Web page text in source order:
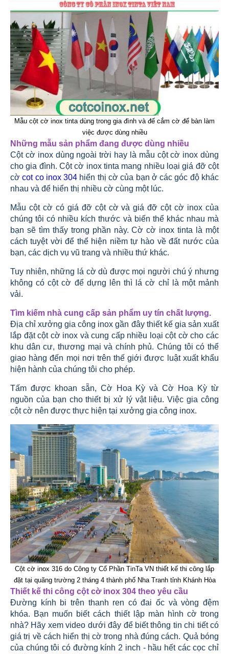
Mẫu cột cờ inox tinta dùng trong gia đình và đế cắm cờ để bàn làm
việc được dùng nhiều
Những mẫu sản phẩm đang được dùng nhiều
Cột cờ inox dùng ngoài trời hay là mẫu cột cờ inox dùng
cho gia đình. Cột cờ inox tinta mang nhiều loại giá đỡ cột
cờcot co inox 304 hiển thị cờ của bạn ở các góc độ khác
nhau và để hiển thị nhiều cờ cùng một lúc.
Mẫu cột cờ có giá đỡ cột cờ và giá đỡ cột cờ inox của
chúng tôi có nhiều kích thước và biến thể khác nhau mà
bạn sẽ tìm thấy trong phần này. Cờ cờ inox tinta là một
cách tuyệt vời để thể hiện niềm tự hào về đất nước của
bạn, các dịch vụ vũ trang và nhiều thứ khác.
Tuy nhiên, những lá cờ dù được mọi người chú ý nhưng
không có cột cờ để dựng lên thì lá cờ chỉ là một mảnh
vải.
Tìm kiếm nhà cung cấp sản phẩm uy tín chất lượng.
Địa chỉ xưởng gia công inox gần đây thiết kế gia sản xuất
lắp đặt cột cờ inox và cung cấp nhiều loại cột cờ cho các
khu dân cư, thương mại và chính phủ. Chúng tôi có thể
giao hàng đến mọi nơi trên thế giới được luật xuất khẩu
hiện hành của chúng tôi cho phép.
Tấm được khoan sẵn, Cờ Hoa Kỳ và Cờ Hoa Kỳ từ
nguồn của bạn cho thiết bị xử lý vật liệu. Việc gia công
cột cờ nên được thực hiện tại xưởng gia công inox.
Cột cờ inox 316 do Công ty Cổ Phần TinTa VN thiết kế thi công lắp
đặt tại quãng trường 2 tháng 4 thành phố Nha Tranh tỉnh Khánh Hòa
Thiết kế thi công cột cờ inox 304 theo yêu cầu
Đường kính bi trên thanh ren có đai ốc và vòng đệm
khóa. Bạn muốn biết cách thiết lập màn hình cờ trong
nhà? Hãy xem video dưới đây để biết thông tin chi tiết có
giá trị về cách hiển thị cờ trong nhà đúng cách. Quả bóng
của chúng tôi có đường kính 2 inch - hầu hết các cọc chỉ